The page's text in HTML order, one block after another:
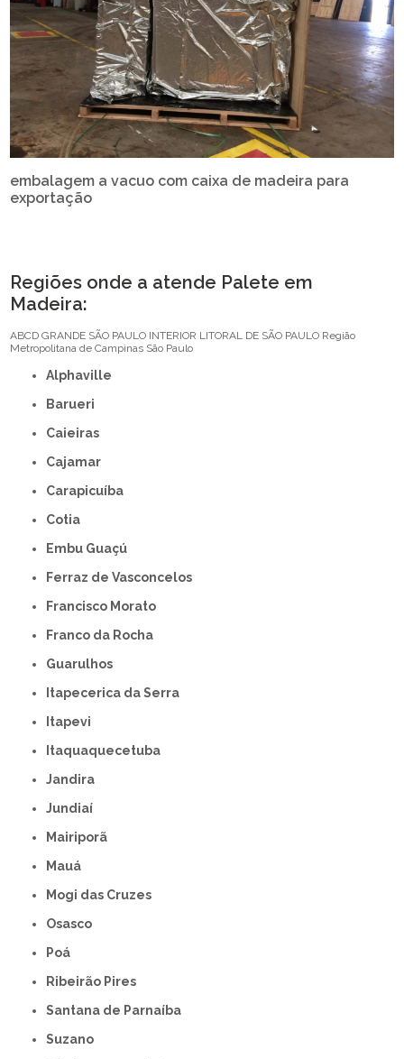
embalagem a vacuo com caixa de madeira para
exportação
Regiões onde a atende Palete em
Madeira:
ABCD GRANDE SÃO PAULO INTERIOR LITORAL DE SÃO PAULO Região
Metropolitana de Campinas São Paulo
Alphaville
Barueri
Caieiras
Cajamar
Carapicuíba
Cotia
Embu Guaçú
Ferraz de Vasconcelos
Francisco Morato
Franco da Rocha
Guarulhos
Itapecerica da Serra
Itapevi
Itaquaquecetuba
Jandira
Jundiaí
Mairiporã
Mauá
Mogi das Cruzes
Osasco
Poá
Ribeirão Pires
Santana de Parnaíba
Suzano